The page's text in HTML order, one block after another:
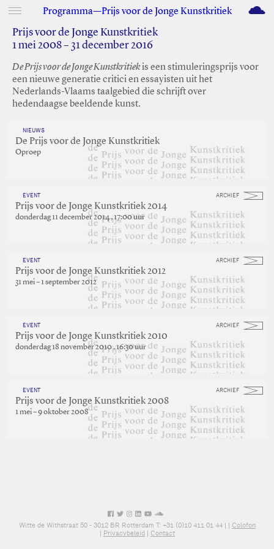
Programma—Prijs voor de Jonge Kunstkritiek M
Prijs voor de Jonge Kunstkritiek
1 mei 2008 – 31 december 2016
De Prijs voor de Jonge Kunstkritiekis een stimuleringsprijs voor
een nieuwe generatie critici en essayisten uit het
Nederlands-Vlaams taalgebied die schrijft over
hedendaagse beeldende kunst.
NIEUWS
De Prijs voor de Jonge Kunstkritiek
Oproep
ARCHIEF
EVENT
Prijs voor de Jonge Kunstkritiek 2014
donderdag 11 december 2014 , 17:00 uur
ARCHIEF
EVENT
Prijs voor de Jonge Kunstkritiek 2012
31 mei – 1 september 2012
ARCHIEF
EVENT
Prijs voor de Jonge Kunstkritiek 2010
donderdag 18 november 2010 , 16:30 uur
ARCHIEF
EVENT
Prijs voor de Jonge Kunstkritiek 2008
1 mei – 9 oktober 2008
Witte de Withstraat 50 - 3012 BR Rotterdam T: +31 (0)10 411 01 44 | | Colofon
| Privacybeleid| Contact